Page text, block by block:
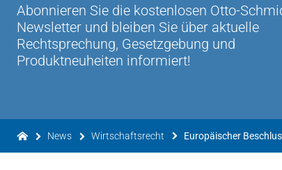
Abonnieren Sie die kostenlosen Otto-
Newsletter und bleiben Sie über aktuelle
Rechtsprechung, Gesetzgebung und
Produktneuheiten informiert!
News Wirtschaftsrecht